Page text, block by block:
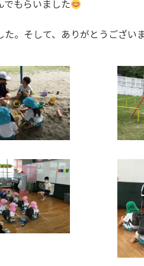
でもらいました
た。そして、ありがとうござい